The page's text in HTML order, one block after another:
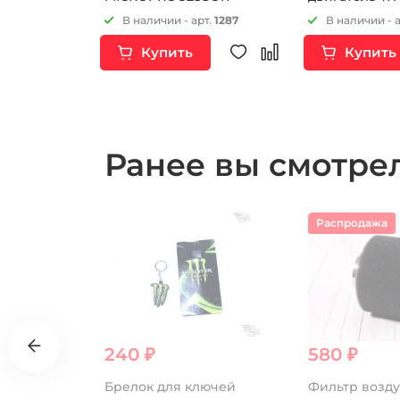
В наличии - арт. 1287
Купить
кнопку стоп-
В наличии -
Купить
Ранее вы
240 ₽
Брелок для ключей
Распродажа
580 ₽
Фильтр